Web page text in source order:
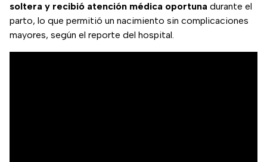
soltera y recibió atención médica oportuna durante el
parto, lo que permitió un nacimiento sin complicaciones
mayores, según el reporte del hospital.